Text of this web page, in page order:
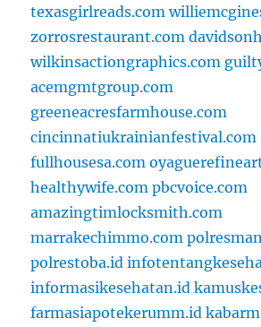
texasgirlreads.com
zorrosrestaurant.com
wilkinsactiongraphics.com
acemgmtgroup.com
greeneacresfarmhouse.com
cincinnatiukrainianfestival.com
fullhousesa.com
healthywife.com pbcvoice.com
amazingtimlocksmith.com
marrakechimmo.com
polrestoba.id
informasikesehatan.id
farmasiapotekerumm.id